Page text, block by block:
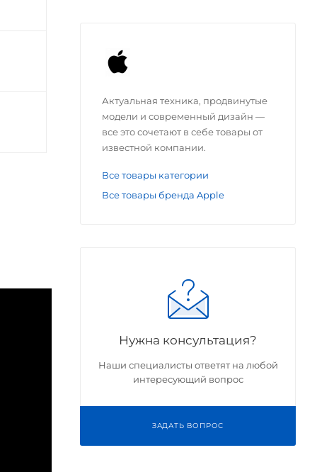
Актуальная техника, продвинутые
модели и современный дизайн —
все это сочетают в себе товары от
известной компании.
Все товары категории
Все товары бренда Apple
Нужна консультация?
Наши специалисты ответят на любой
интересующий вопрос
ЗАДАТЬ ВОПРОС